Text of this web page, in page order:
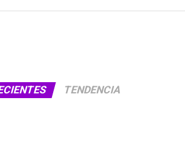
TENDENCIA